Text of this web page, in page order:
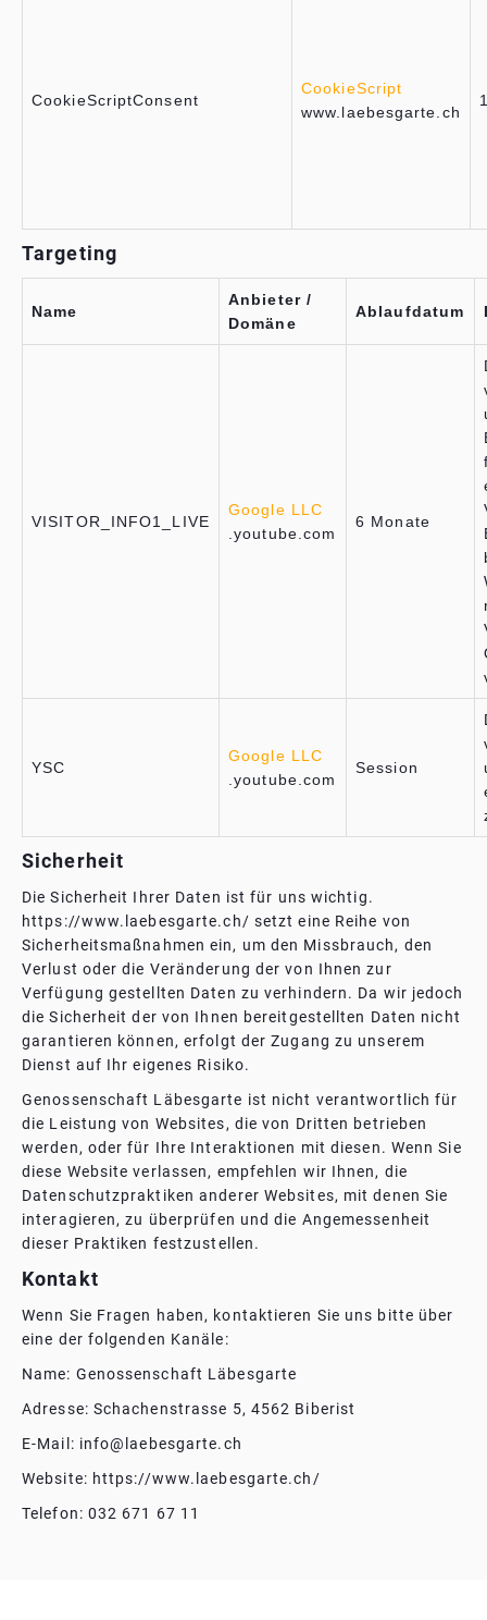
CookieScriptConsent
CookieScript
www.laebesgarte.ch
Targeting
Name
Anbieter /
Domäne
Ablaufdatum
VISITOR_INFO1_LIVE
Google LLC
.youtube.com
6 Monate
YSC
Google LLC
.youtube.com
Session
Sicherheit
Die Sicherheit Ihrer Daten ist für uns wichtig.
https://www.laebesgarte.ch/ setzt eine Reihe von
Sicherheitsmaßnahmen ein, um den Missbrauch, den
Verlust oder die Veränderung der von Ihnen zur
Verfügung gestellten Daten zu verhindern. Da wir jedoch
die Sicherheit der von Ihnen bereitgestellten Daten nicht
garantieren können, erfolgt der Zugang zu unserem
Dienst auf Ihr eigenes Risiko.
Genossenschaft Läbesgarte ist nicht verantwortlich für
die Leistung von Websites, die von Dritten betrieben
werden, oder für Ihre Interaktionen mit diesen. Wenn Sie
diese Website verlassen, empfehlen wir Ihnen, die
Datenschutzpraktiken anderer Websites, mit denen Sie
interagieren, zu überprüfen und die Angemessenheit
dieser Praktiken festzustellen.
Kontakt
Wenn Sie Fragen haben, kontaktieren Sie uns bitte über
eine der folgenden Kanäle:
Name: Genossenschaft Läbesgarte
Adresse: Schachenstrasse 5‍, 4562 Biberist
E-Mail: info@laebesgarte.ch
Website: https://www.laebesgarte.ch/
Telefon: 032 671 67 11